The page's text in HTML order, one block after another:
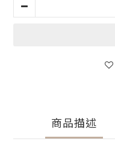
商品描述